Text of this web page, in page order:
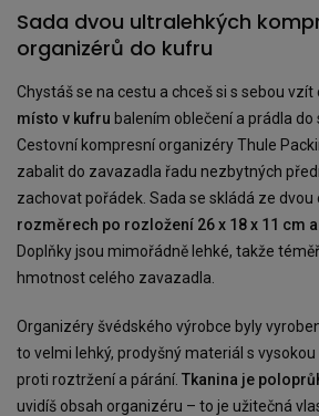
Sada dvou ultralehkých
organizérů do kufru
Chystáš se na cestu a chceš si s sebou vzít
místo v kufru balením oblečení a prádla do
Cestovní kompresní organizéry Thule
zabalit do zavazadla řadu nezbytných
zachovat pořádek. Sada se skládá ze dvou
rozměrech po rozložení 26 x 18 x 11 cm a
Doplňky jsou mimořádně lehké, takže
hmotnost celého zavazadla.
Organizéry švédského výrobce byly
to velmi lehký, prodyšný materiál s
proti roztržení a párání. Tkanina je
uvidíš obsah organizéru – to je užitečná